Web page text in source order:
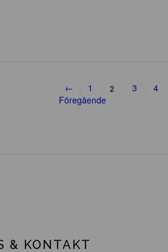
←
Föregående
1 2 3 4
& KONTAKT